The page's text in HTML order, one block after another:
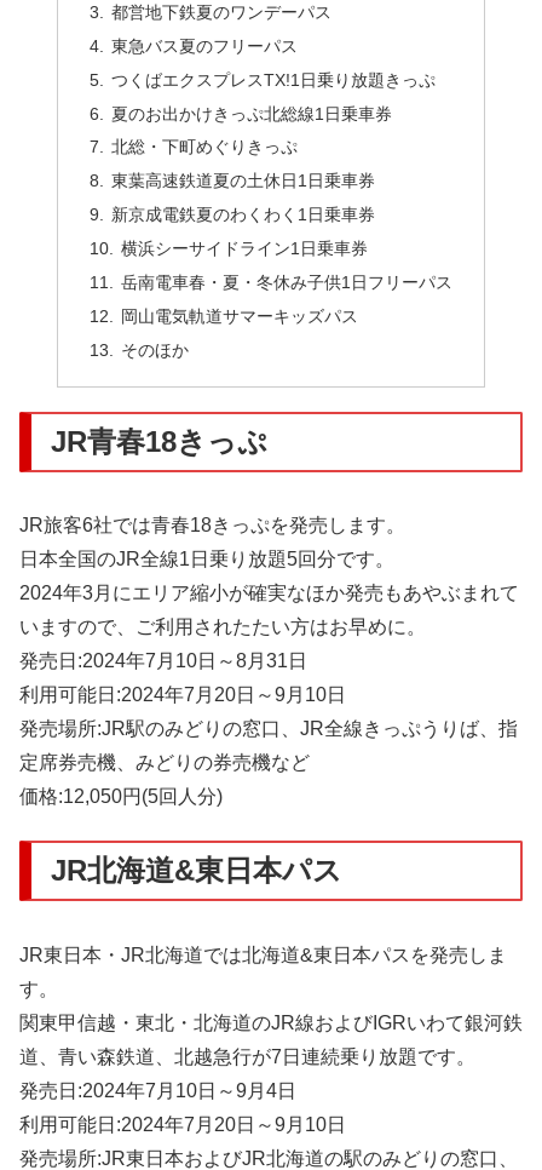
都営地下鉄夏のワンデーパス
東急バス夏のフリーパス
つくばエクスプレスTX!1日乗り放題きっぷ
夏のお出かけきっぷ北総線1日乗車券
北総・下町めぐりきっぷ
東葉高速鉄道夏の土休日1日乗車券
新京成電鉄夏のわくわく1日乗車券
横浜シーサイドライン1日乗車券
岳南電車春・夏・冬休み子供1日フリーパス
岡山電気軌道サマーキッズパス
そのほか
JR青春18きっぷ
JR旅客6社では青春18きっぷを発売します。
日本全国のJR全線1日乗り放題5回分です。
2024年3月にエリア縮小が確実なほか発売もあやぶまれて
いますので、ご利用されたたい方はお早めに。
発売日:2024年7月10日～8月31日
利用可能日:2024年7月20日～9月10日
発売場所:JR駅のみどりの窓口、JR全線きっぷうりば、指
定席券売機、みどりの券売機など
価格:12,050円(5回人分)
JR北海道&東日本パス
JR東日本・JR北海道では北海道&東日本パスを発売しま
す。
関東甲信越・東北・北海道のJR線およびIGRいわて銀河鉄
道、青い森鉄道、北越急行が7日連続乗り放題です。
発売日:2024年7月10日～9月4日
利用可能日:2024年7月20日～9月10日
発売場所:JR東日本およびJR北海道の駅のみどりの窓口、